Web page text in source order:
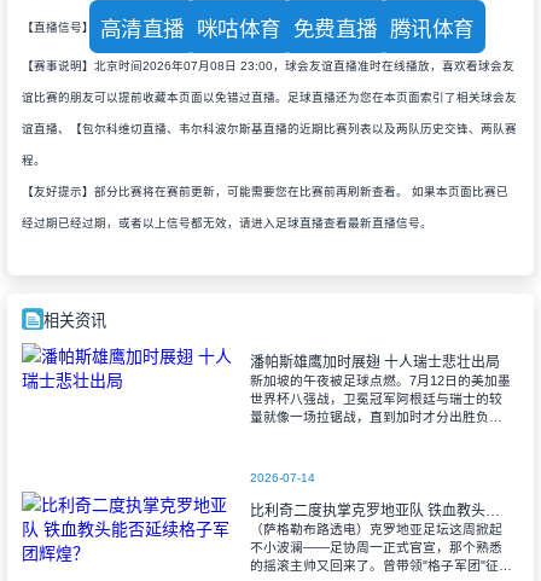
【直播信号】 高清直播 咪咕体育 免费直播 腾讯体育
【赛事说明】北京时间2026年07月08日 23:00，球会友谊直播准时在线播放，喜欢看球会友
谊比赛的朋友可以提前收藏本页面以免错过直播。足球直播还为您在本页面索引了相关球会友
谊直播、【包尔科维切直播、韦尔科波尔斯基直播的近期比赛列表以及两队历史交锋、两队赛
程。
【友好提示】部分比赛将在赛前更新，可能需要您在比赛前再刷新查看。 如果本页面比赛已
经过期已经过期，或者以上信号都无效，请进入足球直播查看最新直播信号。
相关资讯
潘帕斯雄鹰加时展翅 十人瑞士悲壮出局
新加坡的午夜被足球点燃。7月12日的美加墨
世界杯八强战，卫冕冠军阿根廷与瑞士的较
量就像一场拉锯战，直到加时才分出胜负。
2026-07-14
比利奇二度执掌克罗地亚队 铁血教头能否延续格子军团辉煌？
（萨格勒布路透电）克罗地亚足坛这周掀起
不小波澜——足协周一正式官宣，那个熟悉
的摇滚主帅又回来了。曾带领"格子军团"征战